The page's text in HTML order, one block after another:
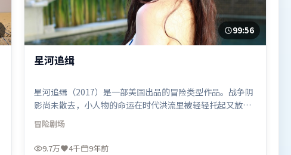
99:56
星河追缉
星河追缉（2017）是一部美国出品的冒险类型作品。战争阴
影尚未散去，小人物的命运在时代洪流里被轻轻托起又放
下。动作场面设计讲究空间与节奏，文戏部分同样扎实耐
嚼。由陈凯歌执导，宋康昊、王景春、谭卓，全智贤等联袂
出演。影片于2017年7月2日（美国）在部分地区首映上线，
冒险剧场
9.7万 4千 9年前